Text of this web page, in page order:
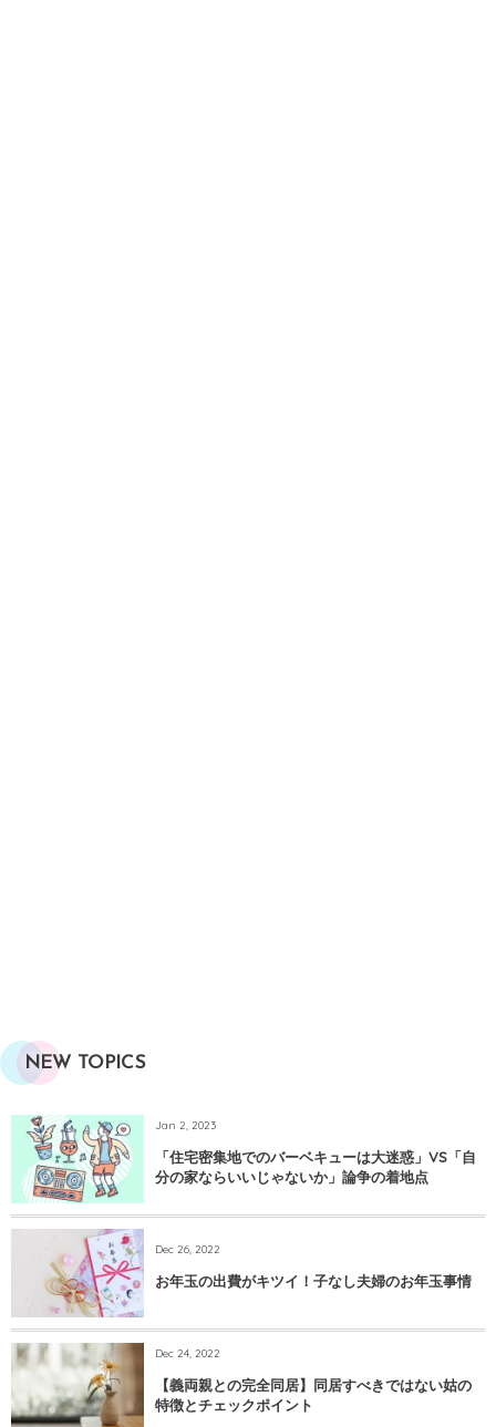
NEW TOPICS
Jan 2, 2023
「住宅密集地でのバーベキューは大迷惑」VS「自
分の家ならいいじゃないか」論争の着地点
Dec 26, 2022
お年玉の出費がキツイ！子なし夫婦のお年玉事情
Dec 24, 2022
【義両親との完全同居】同居すべきではない姑の
特徴とチェックポイント